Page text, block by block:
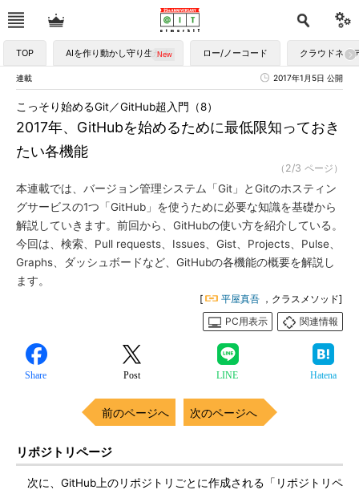
TOP AIを作り動かし守り生かす ロー/ノーコード クラウドネイ
連載 2017年1月5日 公開
2017年、GitHubを始めるために最低限知っておき
たい各機能
こっそり始めるGit／GitHub超入門（8）
（2/3 ページ）
本連載では、バージョン管理システム「Git」とGitのホスティン
グサービスの1つ「GitHub」を使うために必要な知識を基礎から
解説していきます。前回から、GitHubの使い方を紹介している。
今回は、検索、Pull requests、Issues、Gist、Projects、Pulse、
Graphs、ダッシュボードなど、GitHubの各機能の概要を解説し
ます。
[ 平屋真吾 ，クラスメソッド]
PC用表示
関連情報
Share Post LINE Hatena
前のページへ 次のページへ
リポジトリページ
次に、GitHub上のリポジトリごとに作成される「リポジトリペ